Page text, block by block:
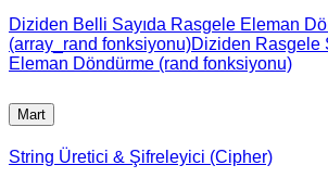
Diziden Belli Sayıda Rasgele Eleman
(array_rand fonksiyonu)Diziden Rasgele
Eleman Döndürme (rand fonksiyonu)
Mart
String Üretici & Şifreleyici (Cipher)